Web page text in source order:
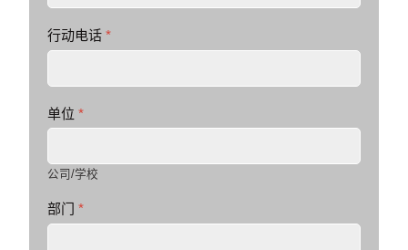
行动电话 *
单位 *
公司/学校
部门 *